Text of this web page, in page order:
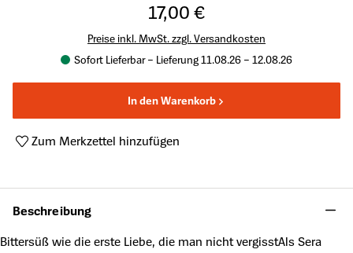
17,00 €
Preise inkl. MwSt. zzgl. Versandkosten
Sofort Lieferbar – Lieferung 11.08.26 – 12.08.26
In den Warenkorb
Zum Merkzettel hinzufügen
Beschreibung
Bittersüß wie die erste Liebe, die man nicht vergisstAls Sera